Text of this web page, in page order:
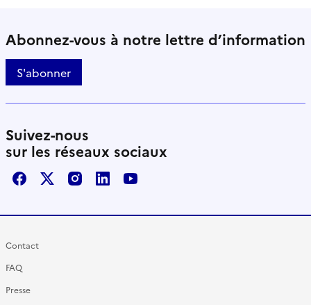
Abonnez-vous à notre lettre d’information
S'abonner
Suivez-nous
sur les réseaux sociaux
FacebookX / TwitterInstagram
LinkedInYoutube
Contact
FAQ
Presse